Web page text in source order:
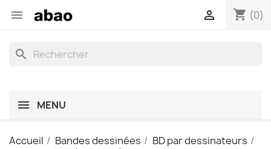
 shopping_cart (0)

search
MENU
Accueil Bandes dessinées
BD par dessinateurs